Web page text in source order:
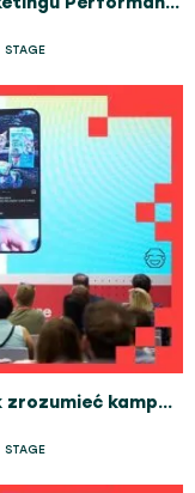
STAGE
Czemu nie lubimy influencerów? Jak zrozumieć kampanie influencerskie?
STAGE